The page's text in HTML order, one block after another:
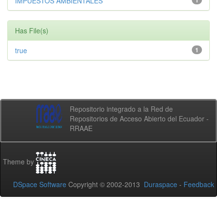
Has File(s)
1
true
Repositorio integrado a la Red de
Repositorios de Acceso Abierto del Ecuador -
RRAAE
Theme by
DSpace Software Copyright © 2002-2013 Duraspace - Feedback